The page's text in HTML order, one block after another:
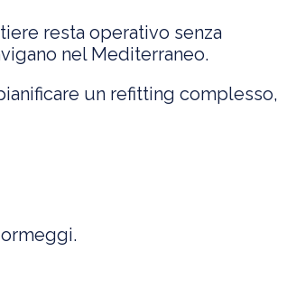
resta operativo senza
nel Mediterraneo.
un refitting complesso,